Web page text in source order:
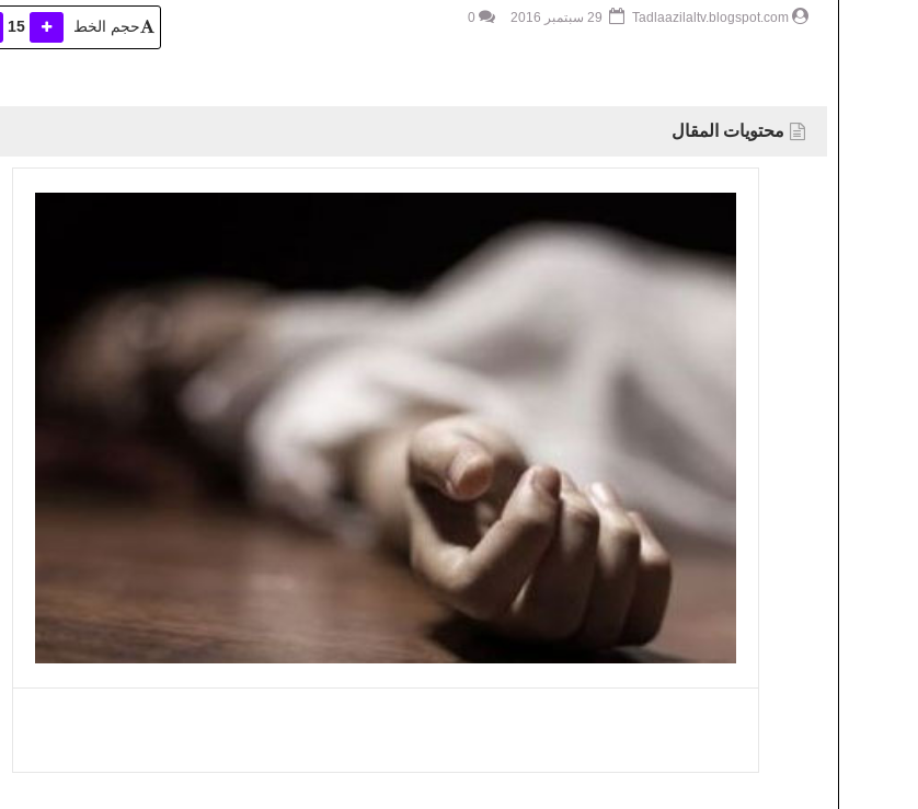
Tadlaazilaltv.blogspot.com
0 حجم الخط 15
محتويات المقال